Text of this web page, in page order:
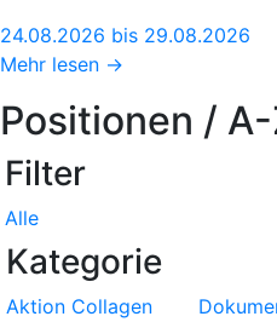
24.08.2026 bis 29.08.2026
Mehr lesen →
Positionen /
Filter
Alle
Kategorie
Aktion Collagen